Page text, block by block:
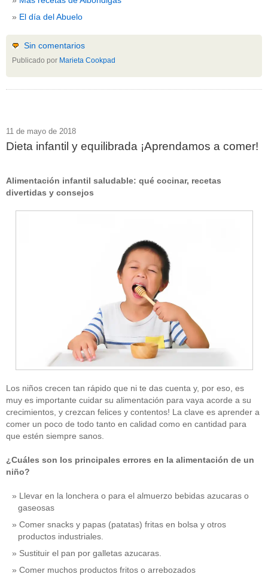
El día del Abuelo
Sin comentarios
Publicado por Marieta Cookpad
11 de mayo de 2018
Dieta infantil y equilibrada ¡Aprendamos a comer!
Alimentación infantil saludable: qué cocinar, recetas
divertidas y consejos
Los niños crecen tan rápido que ni te das cuenta y, por eso, es
muy es importante cuidar su alimentación para vaya acorde a su
crecimientos, y crezcan felices y contentos! La clave es aprender a
comer un poco de todo tanto en calidad como en cantidad para
que estén siempre sanos.
¿Cuáles son los principales errores en la alimentación de un
niño?
Llevar en la lonchera o para el almuerzo bebidas azucaras o
gaseosas
Comer snacks y papas (patatas) fritas en bolsa y otros
productos industriales.
Sustituir el pan por galletas azucaras.
Comer muchos productos fritos o arrebozados